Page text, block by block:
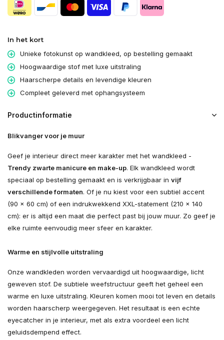
In het kort
Unieke fotokunst op wandkleed, op bestelling gemaakt
Hoogwaardige stof met luxe uitstraling
Haarscherpe details en levendige kleuren
Compleet geleverd met ophangsysteem
Productinformatie
Blikvanger voor je muur
Geef je interieur direct meer karakter met het wandkleed -
Trendy zwarte manicure en make-up. Elk wandkleed wordt
speciaal op bestelling gemaakt en is verkrijgbaar in vijf
verschillende formaten. Of je nu kiest voor een subtiel accent
(90 × 60 cm) of een indrukwekkend XXL-statement (210 × 140
cm): er is altijd een maat die perfect past bij jouw muur. Zo geef je
elke ruimte eenvoudig meer sfeer en karakter.
Warme en stijlvolle uitstraling
Onze wandkleden worden vervaardigd uit hoogwaardige, licht
geweven stof. De subtiele weefstructuur geeft het geheel een
warme en luxe uitstraling. Kleuren komen mooi tot leven en details
worden haarscherp weergegeven. Het resultaat is een echte
eyecatcher in je interieur, met als extra voordeel een licht
geluidsdempend effect.